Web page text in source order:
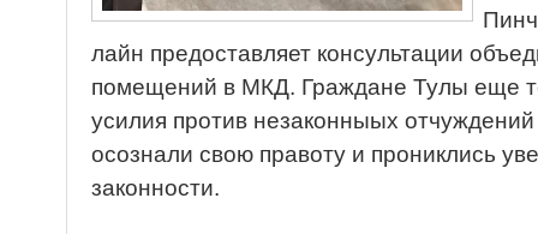
лайн предоставляет консультации
помещений в МКД. Граждане Тулы еще
усилия против незаконныых
осознали свою правоту и прониклись
законности.